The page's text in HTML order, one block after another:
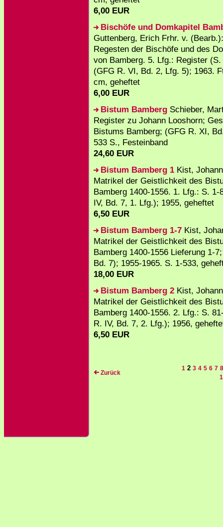
6,00 EUR
Bischöfe und Domkapitel
Guttenberg, Erich Frhr. v.
Regesten der Bischöfe und des
von Bamberg. 5. Lfg.: Register
(GFG R. VI, Bd. 2, Lfg. 5); 1963.
cm, geheftet
6,00 EUR
Bistum Bamberg Schieber,
Register zu Johann Looshorn;
Bistums Bamberg; (GFG R. XI,
533 S., Festeinband
24,60 EUR
Bistum Bamberg 1 Kist,
Matrikel der Geistlichkeit des
Bamberg 1400-1556. 1. Lfg.: S. 1-
IV, Bd. 7, 1. Lfg.); 1955, geheftet
6,50 EUR
Bistum Bamberg 1-7 Kist,
Matrikel der Geistlichkeit des
Bamberg 1400-1556 Lieferung 1-
Bd. 7); 1955-1965. S. 1-533,
18,00 EUR
Bistum Bamberg 2 Kist,
Matrikel der Geistlichkeit des
Bamberg 1400-1556. 2. Lfg.: S.
R. IV, Bd. 7, 2. Lfg.); 1956,
6,50 EUR
Zurück
1 2 3 4 5 6 7 8